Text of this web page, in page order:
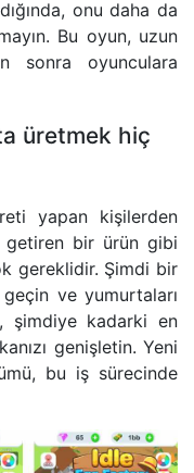
onu daha da
Bu oyun, uzun
sonra oyunculara
üretmek hiç
yapan kişilerden
getiren bir ürün gibi
gereklidir. Şimdi bir
ve yumurtaları
şimdiye kadarki en
genişletin. Yeni
bu iş sürecinde